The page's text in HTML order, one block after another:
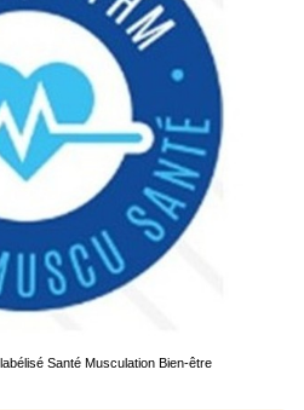
Santé Musculation Bien-être